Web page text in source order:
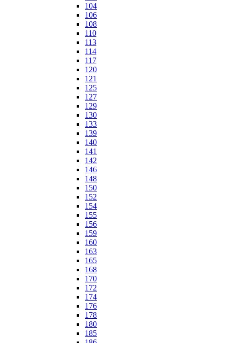
104
106
108
110
113
114
117
120
121
125
127
129
130
133
139
140
141
142
146
148
150
152
154
155
156
159
160
163
165
168
170
172
174
176
178
180
185